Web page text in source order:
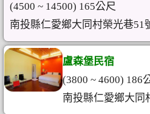
(4500 ~ 14500) 165公尺
南投縣仁愛鄉大同村榮光巷51
盧森堡民宿
(3800 ~ 4600) 186
南投縣仁愛鄉大同